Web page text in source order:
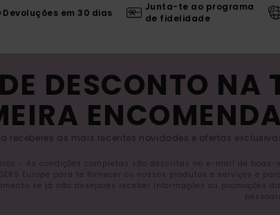
Devoluções em 30 dias
Junta-te ao programa
de fidelidade
DESCONTO NA
receberes as mais recentes novidades e ofertas
- As condições completas são descritas no e-mail de boas-
Europe para te fornecer os nossos produtos e serviços e
se já não desejares receber informações ou